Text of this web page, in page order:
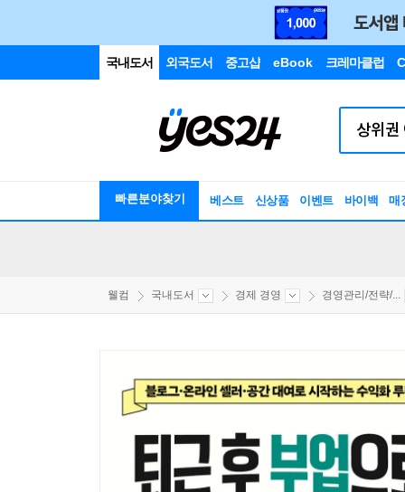
국내도서 외국도서 중고샵 eBook 크레마클럽
빠른분야찾기 베스트 신상품 이벤트 바이백 매
웰컴 국내도서 경제 경영 경영관리/전략/...